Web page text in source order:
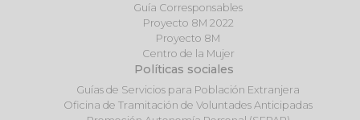
Guía Corresponsables
Proyecto 8M 2022
Proyecto 8M
Centro de la Mujer
Políticas sociales
Guías de Servicios para Población Extranjera
Oficina de Tramitación de Voluntades Anticipadas